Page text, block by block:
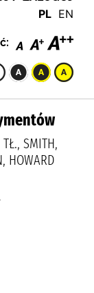
PL EN
TŁ., SMITH,
HOWARD